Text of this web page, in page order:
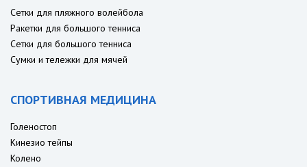
Сетки для пляжного волейбола
Ракетки для большого тенниса
Сетки для большого тенниса
Сумки и тележки для мячей
СПОРТИВНАЯ МЕДИЦИНА
Голеностоп
Кинезио тейпы
Колено